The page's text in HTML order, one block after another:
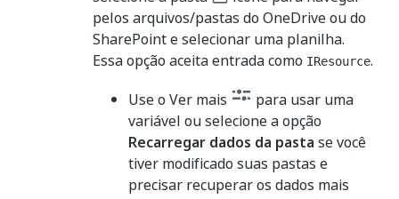
pelos arquivos/pastas do OneDrive ou do
SharePoint e selecionar uma planilha.
Essa opção aceita entrada como IResource.
Use o Ver mais
para usar uma
variável ou selecione a opção
Recarregar dados da pasta se você
tiver modificado suas pastas e
precisar recuperar os dados mais